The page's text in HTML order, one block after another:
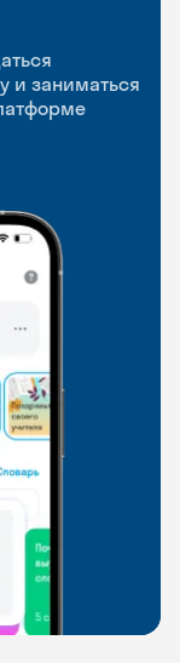
и заниматься
где
практики